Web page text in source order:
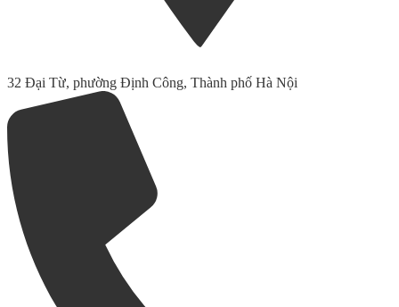
32 Đại Từ, phường Định Công, Thành phố Hà Nội